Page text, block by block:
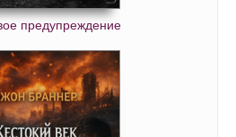
предупреждение